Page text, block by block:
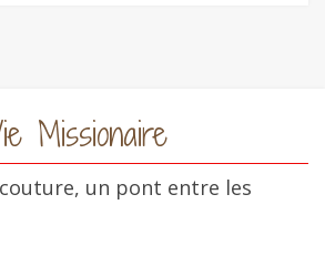
Missionaire
couture, un pont entre les